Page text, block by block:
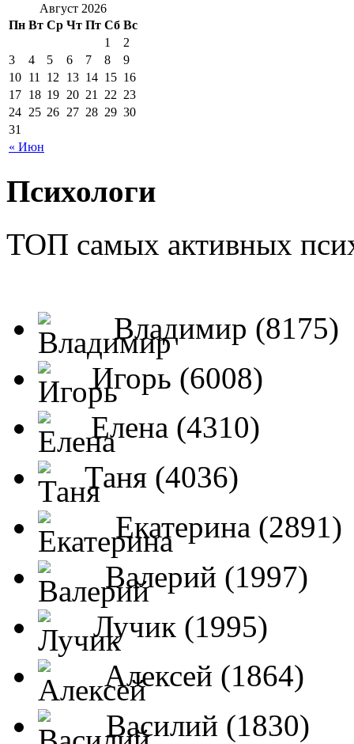
Август 2026
Пн Вт Ср Чт Пт Сб Вс
« Июн
1
2
3
4 5 6 7 8
9
10 11 12 13 14 15 16
17 18 19 20 21 22 23
24 25 26 27 28 29 30
31
Психологи
ТОП самых активных
Владимир (8175)
Игорь (6008)
Елена (4310)
Таня (4036)
Екатерина (2891)
Валерий (1997)
Лучик (1995)
Алексей (1864)
Василий (1830)